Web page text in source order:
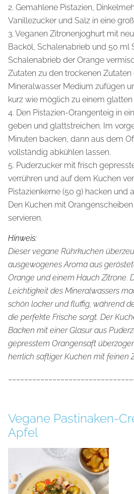
2. Gemahlene Pistazien,
Vanillezucker und Salz in eine
3. Veganen Zitronenjoghurt mit
Backöl, Schalenabrieb und 50 ml
Schalenabrieb der Orange
Zutaten zu den trockenen
Mineralwasser Medium zufügen
kurz wie möglich zu einem glatten
4. Den Pistazien-Orangenteig in
geben und glattstreichen. Im
Minuten backen, dann aus dem
vollständig abkühlen lassen.
5. Puderzucker mit frisch
verrühren und auf dem Kuchen
Pistazienkerne (50 g) hacken und
Den Kuchen mit
servieren.
Hinweis:
Dieser vegane Rührkuchen
ausgewogenes Aroma aus
Orange und einem Hauch Zitrone.
Leichtigkeit des Mineralwassers
schön locker und fluffig, während
die perfekte Frische sorgt. Der
Backen mit einer Glasur aus
gepresstem Orangensaft
herrlich saftiger Kuchen mit feinen
Vegane Pastinaken-
Apfel